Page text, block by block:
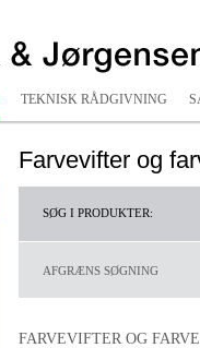
TEKNISK RÅDGIVNING
Farvevifter og
SØG I PRODUKTER:
AFGRÆNS SØGNING
FARVEVIFTER OG